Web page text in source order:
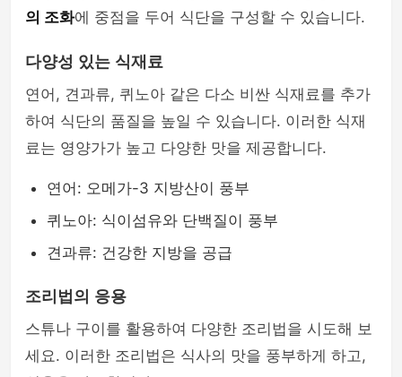
의 조화에 중점을 두어 식단을 구성할 수 있습니다.
다양성 있는 식재료
연어, 견과류, 퀴노아 같은 다소 비싼 식재료를 추가
하여 식단의 품질을 높일 수 있습니다. 이러한 식재
료는 영양가가 높고 다양한 맛을 제공합니다.
연어: 오메가-3 지방산이 풍부
퀴노아: 식이섬유와 단백질이 풍부
견과류: 건강한 지방을 공급
조리법의 응용
스튜나 구이를 활용하여 다양한 조리법을 시도해 보
세요. 이러한 조리법은 식사의 맛을 풍부하게 하고,